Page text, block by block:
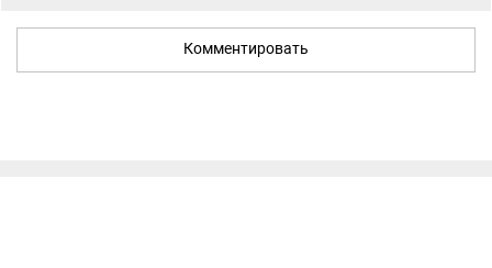
Комментировать